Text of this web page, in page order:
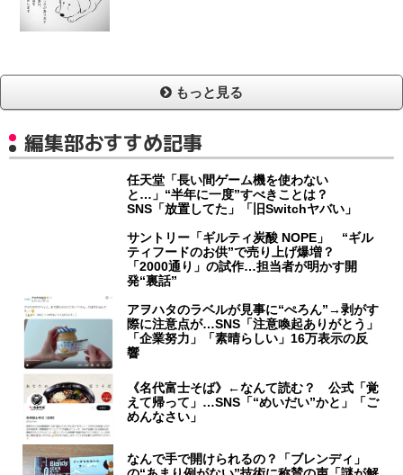
もっと見る
編集部おすすめ記事
任天堂「長い間ゲーム機を使わない
と…」“半年に一度”すべきことは？
SNS「放置してた」「旧Switchヤバい」
サントリー「ギルティ炭酸 NOPE」 “ギル
ティフードのお供”で売り上げ爆増？
「2000通り」の試作…担当者が明かす開
発“裏話”
アヲハタのラベルが見事に“ぺろん”→剥がす
際に注意点が…SNS「注意喚起ありがとう」
「企業努力」「素晴らしい」16万表示の反
響
《名代富士そば》←なんて読む？ 公式「覚
えて帰って」…SNS「“めいだい”かと」「ご
めんなさい」
なんで手で開けられるの？「ブレンディ」